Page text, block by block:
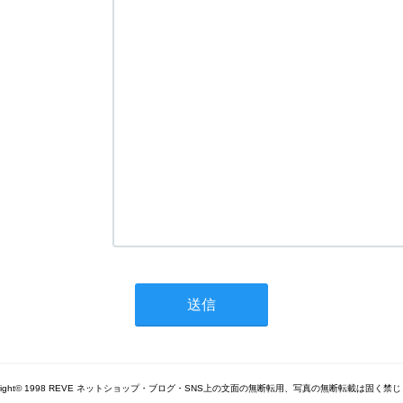
1998 REVE ネットショップ・ブログ・SNS上の文面の無断転用、写真の無断転載は固く禁じ